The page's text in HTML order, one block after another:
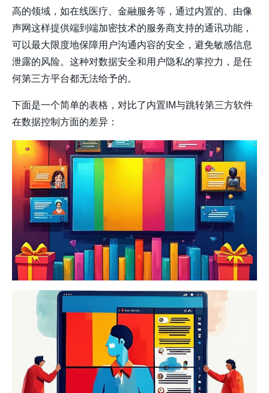
高的领域，如在线医疗、金融服务等，通过内置的、由像
声网这样提供端到端加密技术的服务商支持的通讯功能，
可以最大限度地保障用户沟通内容的安全，避免敏感信息
泄露的风险。这种对数据安全和用户隐私的掌控力，是任
何第三方平台都无法给予的。
下面是一个简单的表格，对比了内置IM与跳转第三方软件
在数据控制方面的差异：